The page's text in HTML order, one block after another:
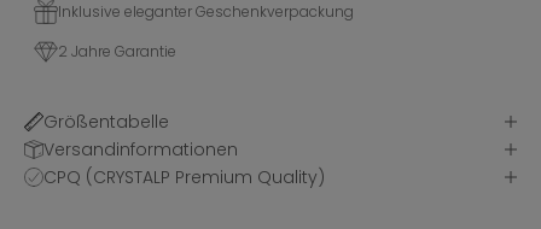
Inklusive eleganter Geschenkverpackung
2 Jahre Garantie
Größentabelle
Versandinformationen
CPQ (CRYSTALP Premium Quality)